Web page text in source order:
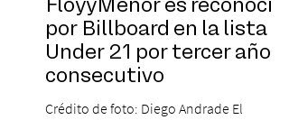
FloyyMenor es reconocido
por Billboard en la lista 21
Under 21 por tercer año
consecutivo
Crédito de foto: Diego Andrade El